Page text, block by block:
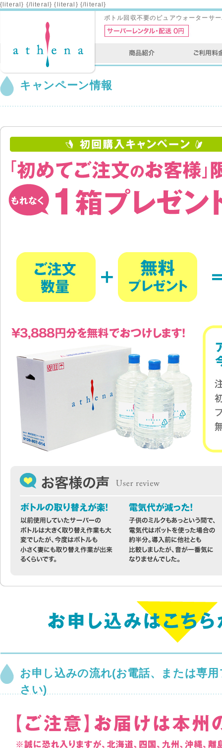
{literal} {/literal}{literal} {/literal}
ボトル回収不要のピュアウォーターサ
キャンペーン情報
お申し込みの流れ(お電話、または専
さい)